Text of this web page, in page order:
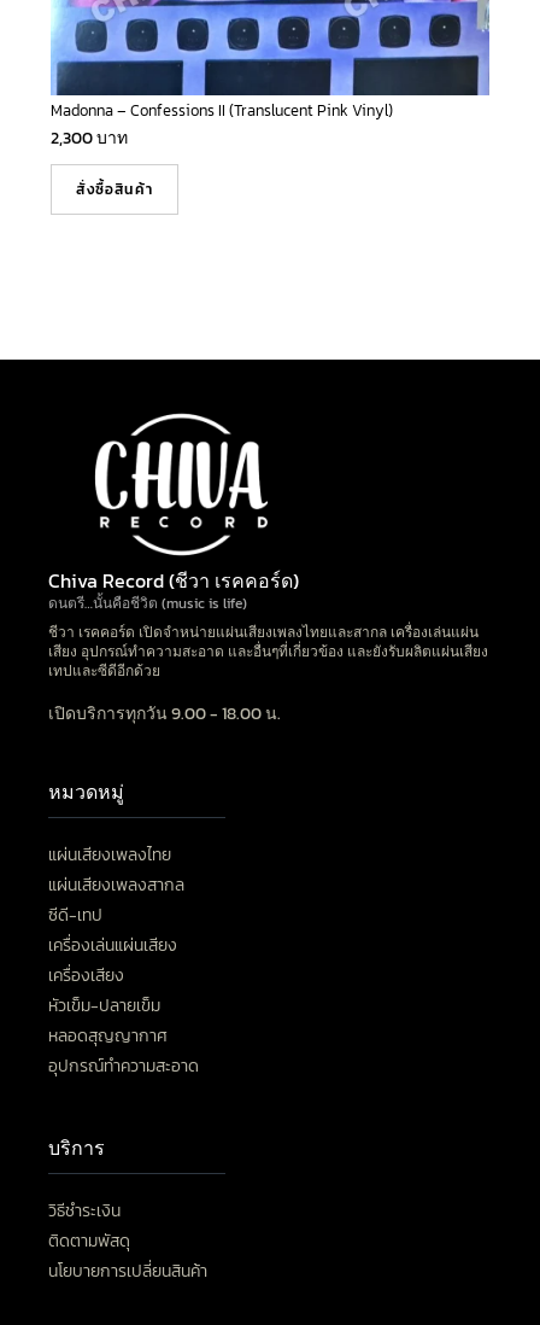
Madonna – Confessions II (Translucent Pink Vinyl)
2,300บาท
สั่งซื้อสินค้า
Chiva Record (ชีวา เรคคอร์ด)
ดนตรี…นั้นคือชีวิต (music is life)
ชีวา เรคคอร์ด เปิดจำหน่ายแผ่นเสียงเพลงไทยและสากล เครื่องเล่นแผ่น
เสียง อุปกรณ์ทำความสะอาด และอื่นๆที่เกี่ยวข้อง และยังรับผลิตแผ่นเสียง
เทปและซีดีอีกด้วย
เปิดบริการทุกวัน 9.00 - 18.00 น.
หมวดหมู่
แผ่นเสียงเพลงไทย
แผ่นเสียงเพลงสากล
ซีดี-เทป
เครื่องเล่นแผ่นเสียง
เครื่องเสียง
หัวเข็ม-ปลายเข็ม
หลอดสุญญากาศ
อุปกรณ์ทำความสะอาด
บริการ
วิธีชำระเงิน
ติดตามพัสดุ
นโยบายการเปลี่ยนสินค้า